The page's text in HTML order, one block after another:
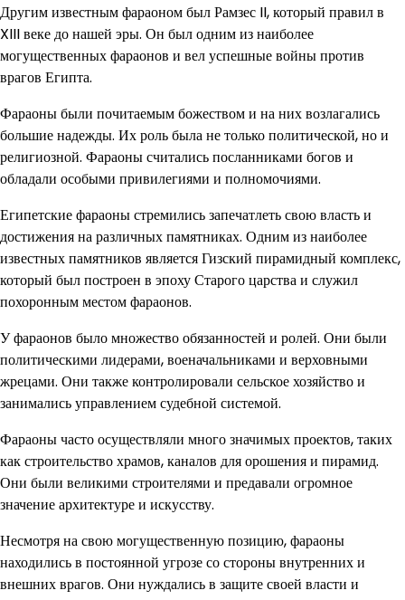
Другим известным фараоном был Рамзес II, который правил в
XIII веке до нашей эры. Он был одним из наиболее
могущественных фараонов и вел успешные войны против
врагов Египта.
Фараоны были почитаемым божеством и на них возлагались
большие надежды. Их роль была не только политической, но и
религиозной. Фараоны считались посланниками богов и
обладали особыми привилегиями и полномочиями.
Египетские фараоны стремились запечатлеть свою власть и
достижения на различных памятниках. Одним из наиболее
известных памятников является Гизский пирамидный комплекс,
который был построен в эпоху Старого царства и служил
похоронным местом фараонов.
У фараонов было множество обязанностей и ролей. Они были
политическими лидерами, военачальниками и верховными
жрецами. Они также контролировали сельское хозяйство и
занимались управлением судебной системой.
Фараоны часто осуществляли много значимых проектов, таких
как строительство храмов, каналов для орошения и пирамид.
Они были великими строителями и предавали огромное
значение архитектуре и искусству.
Несмотря на свою могущественную позицию, фараоны
находились в постоянной угрозе со стороны внутренних и
внешних врагов. Они нуждались в защите своей власти и